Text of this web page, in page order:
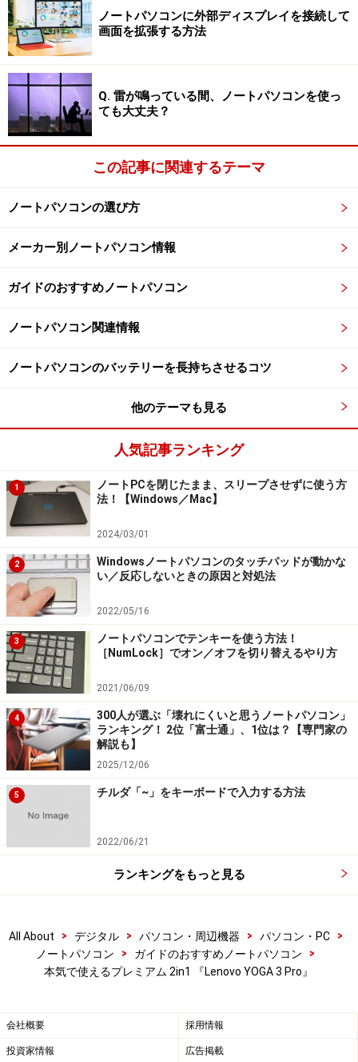
に比べるとそれほど高くありません。このCPUを採用す
ることの利点としては、低消費電力で薄く小さいながら
もバッテリー駆動時間が長い製品が設計できることで
す。
※記事内容は執筆時点のものです。最新の内容をご確認くださ
い。
ノートパソコンに外部ディスプレイを接続して
画面を拡張する方法
Q. 雷が鳴っている間、ノートパソコンを使っ
ても大丈夫？
この記事に関連するテーマ
ノートパソコンの選び方
メーカー別ノートパソコン情報
ガイドのおすすめノートパソコン
ノートパソコン関連情報
ノートパソコンのバッテリーを長持ちさせるコツ
他のテーマも見る
人気記事ランキング
1
ノートPCを閉じたまま、スリープさせずに使う方
法！【Windows／Mac】
2024/03/01
2
Windowsノートパソコンのタッチパッドが動かな
い／反応しないときの原因と対処法
2022/05/16
3
ノートパソコンでテンキーを使う方法！
［NumLock］でオン／オフを切り替えるやり方
2021/06/09
4
300人が選ぶ「壊れにくいと思うノートパソコン」
ランキング！ 2位「富士通」、1位は？【専門家の
解説も】
2025/12/06
5 チルダ「~」をキーボードで入力する方法
2022/06/21
ランキングをもっと見る
All About > デジタル > パソコン・周辺機器 > パソコン・PC
>
ノートパソコン
> ガイドのおすすめノートパソコン
>
本気で使えるプレミアム 2in1 『Lenovo YOGA 3 Pro』
会社概要 採用情報
投資家情報 広告掲載